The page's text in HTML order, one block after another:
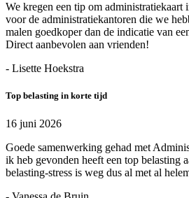
We kregen een tip om administratiekaart
voor de administratiekantoren die we
malen goedkoper dan de indicatie van
Direct aanbevolen aan vrienden!
- Lisette Hoekstra
Top belasting in korte tijd
16 juni 2026
Goede samenwerking gehad met
ik heb gevonden heeft een top belasting
belasting-stress is weg dus al met al